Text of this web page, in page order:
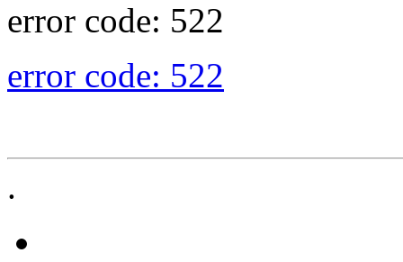
error code: 522
error code: 522
.